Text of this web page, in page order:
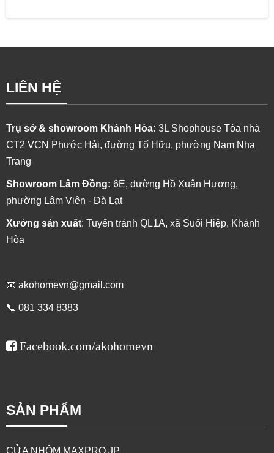
LIÊN HỆ
Trụ sở & showroom Khánh Hòa: 3L Shophouse Tòa nhà
CT2 VCN Phước Hải, đường Tố Hữu, phường Nam Nha
Trang
Showroom Lâm Đồng: 6E, đường Hồ Xuân Hương,
phường Lâm Viên - Đà Lạt
Xưởng sản xuất: Tuyến tránh QL1A, xã Suối Hiệp, Khánh
Hòa
📧 akohomevn@gmail.com
📞 081 334 8383
Facebook.com/akohomevn
SẢN PHẨM